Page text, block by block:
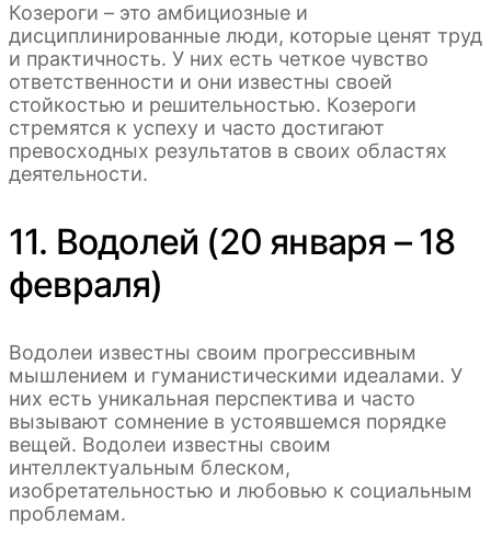
Козероги – это амбициозные и
дисциплинированные люди, которые ценят труд
и практичность. У них есть четкое чувство
ответственности и они известны своей
стойкостью и решительностью. Козероги
стремятся к успеху и часто достигают
превосходных результатов в своих областях
деятельности.
11. Водолей (20 января – 18
февраля)
Водолеи известны своим прогрессивным
мышлением и гуманистическими идеалами. У
них есть уникальная перспектива и часто
вызывают сомнение в устоявшемся порядке
вещей. Водолеи известны своим
интеллектуальным блеском,
изобретательностью и любовью к социальным
проблемам.